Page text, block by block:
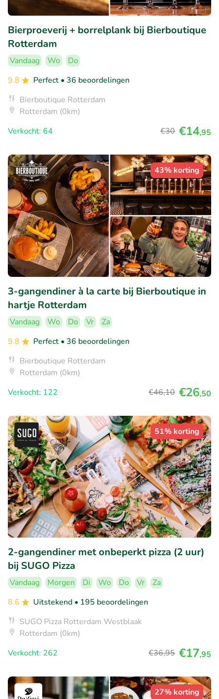
Bierproeverij + borrelplank bij Bierboutique
Rotterdam
Vandaag Wo
Do
9.8
Perfect • 36 beoordelingen
Bierboutique Rotterdam
Rotterdam (0km)
Verkocht: 64
€30 €14,95
43% korting
3-gangendiner à la carte bij Bierboutique in
hartje Rotterdam
Vandaag Wo Do Vr
Za
9.8
Perfect • 36 beoordelingen
Bierboutique Rotterdam
Rotterdam (0km)
Verkocht: 122
€46,10 €26,50
51% korting
2-gangendiner met onbeperkt pizza (2 uur)
bij SUGO Pizza
Vandaag Morgen Di Wo Do Vr
Za
8.6
Uitstekend • 195 beoordelingen
SUGO Pizza Rotterdam Westblaak
Rotterdam (0km)
Verkocht: 262
€36,95 €17,95
27% korting